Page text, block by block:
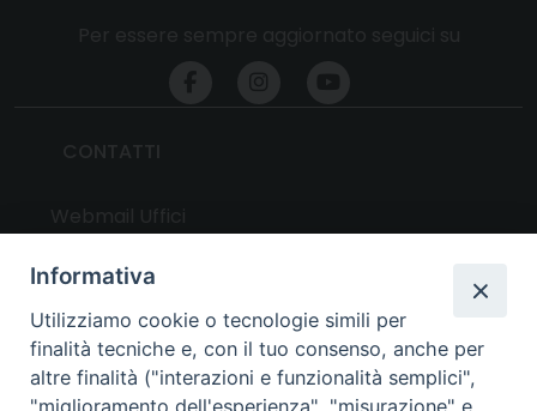
UTILITY
News
Informativa
Utilizziamo cookie o tecnologie simili per
finalità tecniche e, con il tuo consenso, anche per
altre finalità ("interazioni e funzionalità semplici",